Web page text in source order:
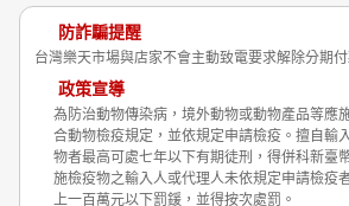
防詐騙提醒
台灣樂天市場與店家不會主動致電要求解除分期
政策宣導
為防治動物傳染病，境外動物或動物產品等應
合動物檢疫規定，並依規定申請檢疫。擅自輸
物者最高可處七年以下有期徒刑，得併科新臺
施檢疫物之輸入人或代理人未依規定申請檢疫
上一百萬元以下罰鍰，並得按次處罰。